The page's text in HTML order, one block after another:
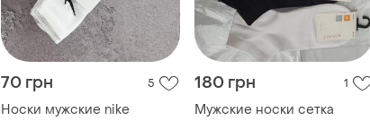
70 грн 5
Носки мужские nike
180 грн 1
Мужские носки сетка